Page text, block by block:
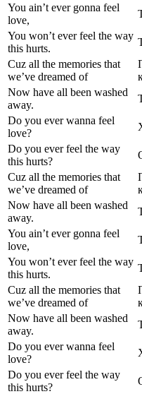
You ain’t ever gonna feel
love,
You won’t ever feel the way
this hurts.
Cuz all the memories that
we’ve dreamed of
Now have all been washed
away.
Do you ever wanna feel
love?
Do you ever feel the way
this hurts?
Cuz all the memories that
we’ve dreamed of
Now have all been washed
away.
You ain’t ever gonna feel
love,
You won’t ever feel the way
this hurts.
Cuz all the memories that
we’ve dreamed of
Now have all been washed
away.
Do you ever wanna feel
love?
Do you ever feel the way
this hurts?